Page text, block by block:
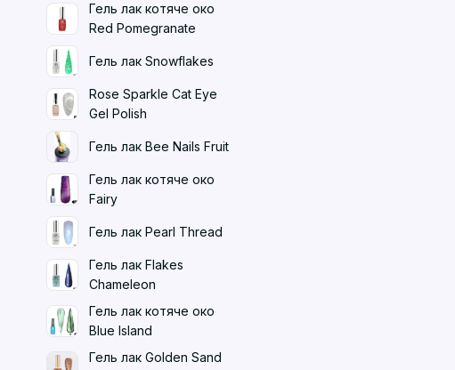
Гель лак котяче око
Red Pomegranate
Гель лак Snowflakes
Rose Sparkle Cat Eye
Gel Polish
Гель лак Bee Nails Fruit
Гель лак котяче око
Fairy
Гель лак Pearl Thread
Гель лак Flakes
Chameleon
Гель лак котяче око
Blue Island
Гель лак Golden Sand